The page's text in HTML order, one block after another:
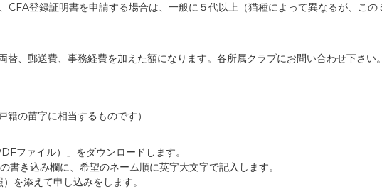
CFA登録証明書を申請する場合は、一般に５代以上（猫種によって異なるが、この
替、郵送費、事務経費を加えた額になります。各所属クラブにお問い合わせ下さい。
の苗字に相当するものです）
ファイル）」をダウンロードします。
き込み欄に、希望のネーム順に英字大文字で記入します。
を添えて申し込みをします。